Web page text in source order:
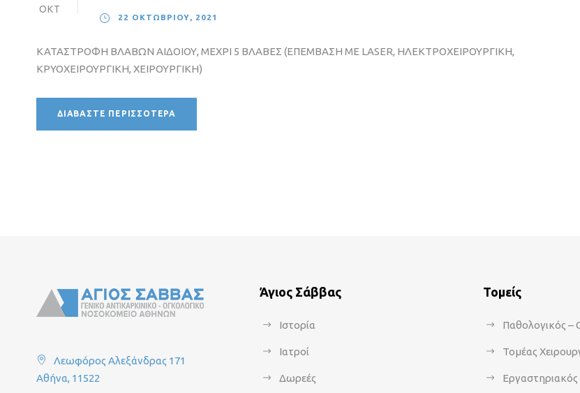
ΟΚΤ
22 ΟΚΤΩΒΡΊΟΥ, 2021
ΚΑΤΑΣΤΡΟΦΗ ΒΛΑΒΩΝ ΑΙΔΟΙΟΥ, ΜΕΧΡΙ 5 ΒΛΑΒΕΣ (ΕΠΕΜΒΑΣΗ ΜΕ LASER, ΗΛΕΚΤΡΟΧΕΙΡΟΥΡΓΙΚΗ,
ΚΡΥΟΧΕΙΡΟΥΡΓΙΚΗ, ΧΕΙΡΟΥΡΓΙΚΗ)
ΔΙΑΒΆΣΤΕ ΠΕΡΙΣΣΌΤΕΡΑ
Λεωφόρος Αλεξάνδρας 171
Αθήνα, 11522
Άγιος Σάββας
Ιστορία
Ιατροί
Δωρεές
Τομείς
Παθολογικός –
Τομέας
Εργαστηριακός